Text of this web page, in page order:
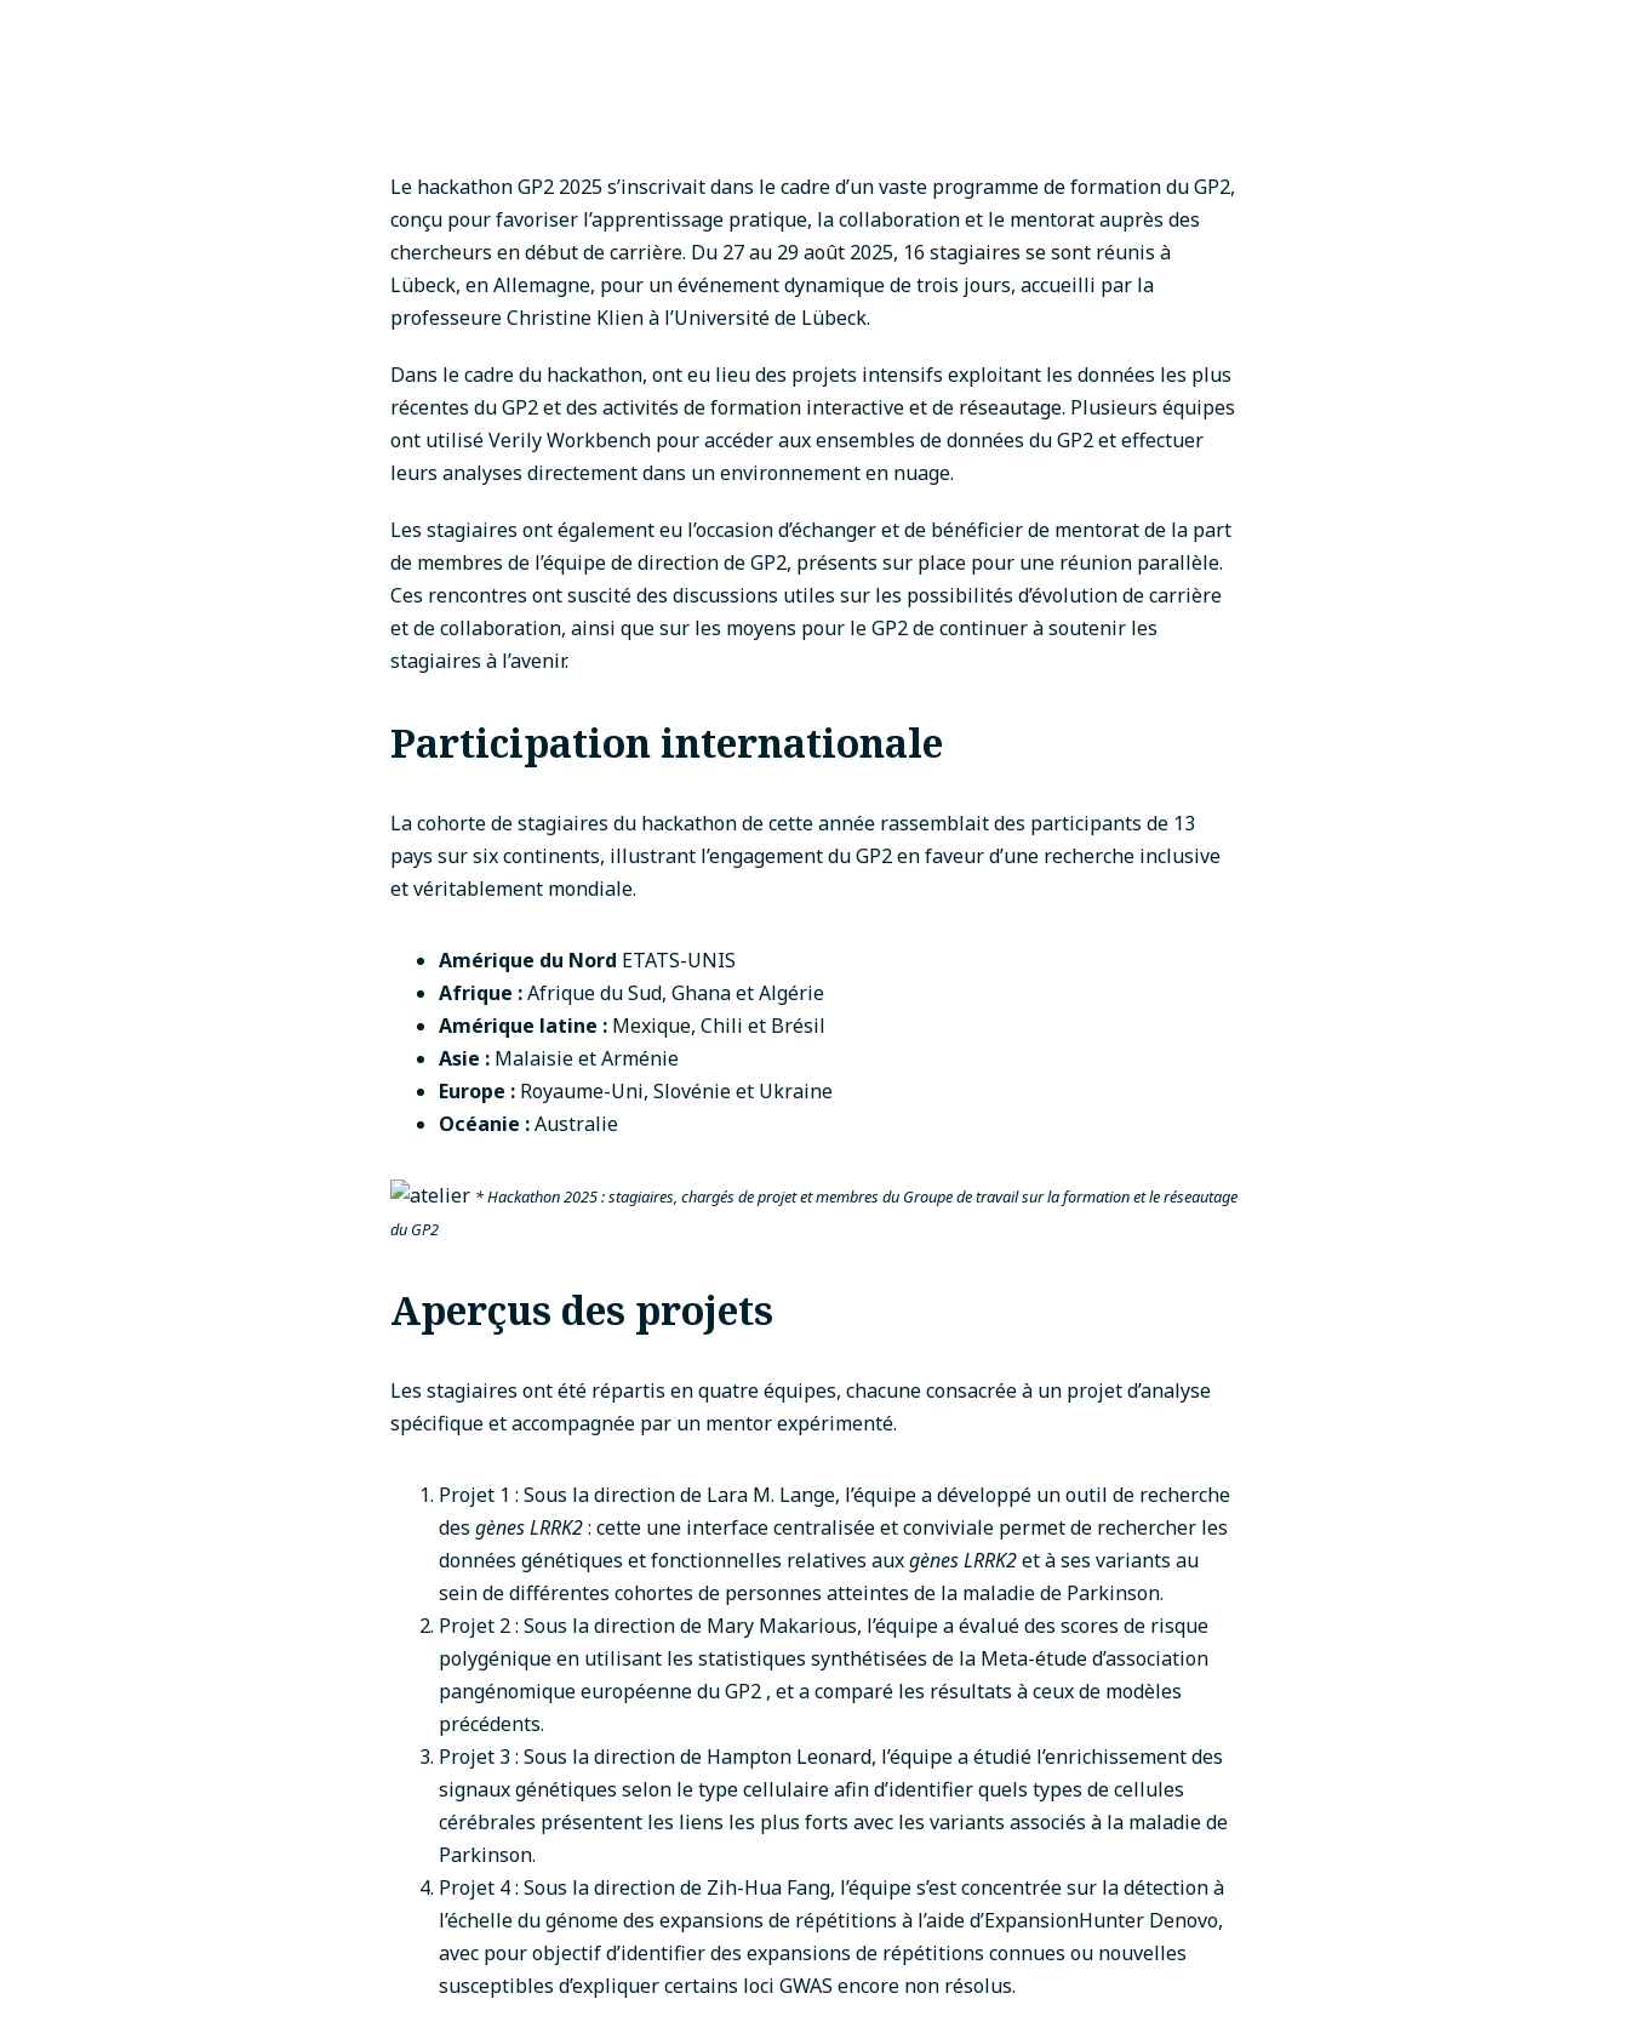
Le hackathon GP2 2025 s’inscrivait dans le cadre d’un vaste programme de formation du GP2,
conçu pour favoriser l’apprentissage pratique, la collaboration et le mentorat auprès des
chercheurs en début de carrière. Du 27 au 29 août 2025, 16 stagiaires se sont réunis à
Lübeck, en Allemagne, pour un événement dynamique de trois jours, accueilli par la
professeure Christine Klien à l’Université de Lübeck.
Dans le cadre du hackathon, ont eu lieu des projets intensifs exploitant les données les plus
récentes du GP2 et des activités de formation interactive et de réseautage. Plusieurs équipes
ont utilisé Verily Workbench pour accéder aux ensembles de données du GP2 et effectuer
leurs analyses directement dans un environnement en nuage.
Les stagiaires ont également eu l’occasion d’échanger et de bénéficier de mentorat de la part
de membres de l’équipe de direction de GP2, présents sur place pour une réunion parallèle.
Ces rencontres ont suscité des discussions utiles sur les possibilités d’évolution de carrière
et de collaboration, ainsi que sur les moyens pour le GP2 de continuer à soutenir les
stagiaires à l’avenir.
Participation internationale
La cohorte de stagiaires du hackathon de cette année rassemblait des participants de 13
pays sur six continents, illustrant l’engagement du GP2 en faveur d’une recherche inclusive
et véritablement mondiale.
Amérique du Nord ETATS-UNIS
Afrique :Afrique du Sud, Ghana et Algérie
Amérique latine : Mexique, Chili et Brésil
Asie : Malaisie et Arménie
Europe : Royaume-Uni, Slovénie et Ukraine
Océanie :Australie
* Hackathon 2025 : stagiaires, chargés de projet et membres du Groupe de travail sur la formation et le réseautage
du GP2
Aperçus des projets
Les stagiaires ont été répartis en quatre équipes, chacune consacrée à un projet d’analyse
spécifique et accompagnée par un mentor expérimenté.
Projet 1 : Sous la direction de Lara M. Lange, l’équipe a développé un outil de recherche
des gènes LRRK2: cette une interface centralisée et conviviale permet de rechercher les
données génétiques et fonctionnelles relatives auxgènes LRRK2et à ses variants au
sein de différentes cohortes de personnes atteintes de la maladie de Parkinson.
Projet 2 : Sous la direction de Mary Makarious, l’équipe a évalué des scores de risque
polygénique en utilisant les statistiques synthétisées de la Meta-étude d’association
pangénomique européenne du GP2 , et a comparé les résultats à ceux de modèles
précédents.
Projet 3 : Sous la direction de Hampton Leonard, l’équipe a étudié l’enrichissement des
signaux génétiques selon le type cellulaire afin d’identifier quels types de cellules
cérébrales présentent les liens les plus forts avec les variants associés à la maladie de
Parkinson.
Projet 4 : Sous la direction de Zih-Hua Fang, l’équipe s’est concentrée sur la détection à
l’échelle du génome des expansions de répétitions à l’aided’ExpansionHunter Denovo,
avec pour objectif d’identifier des expansions de répétitions connues ou nouvelles
susceptibles d’expliquer certains loci GWAS encore non résolus.